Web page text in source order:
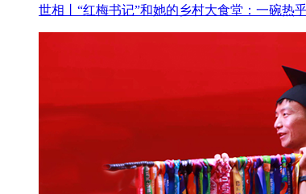
世相丨“红梅书记”和她的乡村大食堂：一碗热